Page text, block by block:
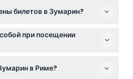
любителей приключений,
на месте для детей
для всей семьи, но для
по росту или возрасту,
билетов в Зумарин?
возврату и отмене,
тщательно выбирайте
при посещении
аттракционами, удобную
в Риме?